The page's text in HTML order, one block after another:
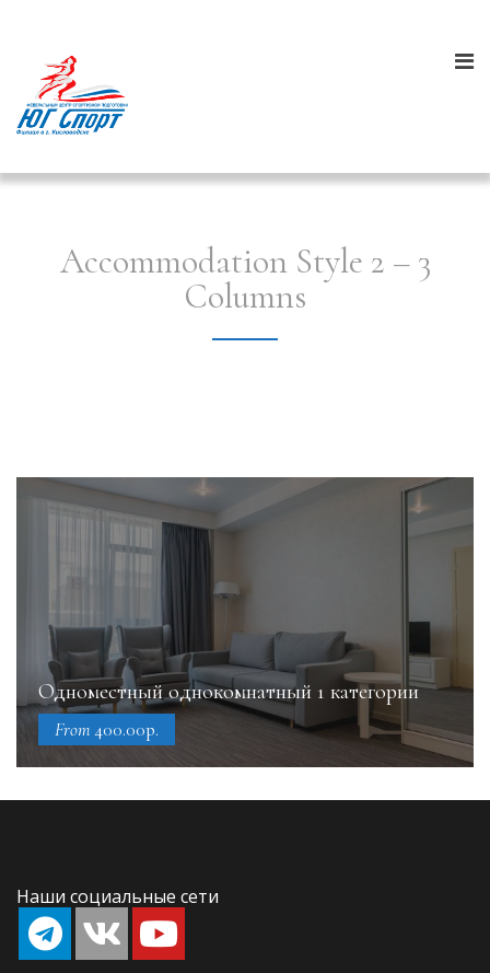
Accommodation Style 2 – 3
Columns
Одноместный однокомнатный 1 категории
From400.00р.
Наши социальные сети